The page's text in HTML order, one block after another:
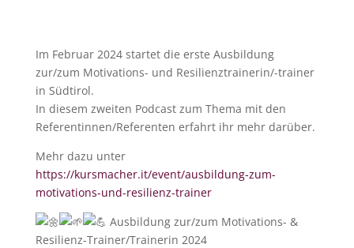
Im Februar 2024 startet die erste Ausbildung
zur/zum Motivations- und Resilienztrainerin/-trainer
in Südtirol.
In diesem zweiten Podcast zum Thema mit den
Referentinnen/Referenten erfahrt ihr mehr darüber.
Mehr dazu unter
https://kursmacher.it/event/ausbildung-zum-
motivations-und-resilienz-trainer
Ausbildung zur/zum Motivations- &
Resilienz-Trainer/Trainerin 2024